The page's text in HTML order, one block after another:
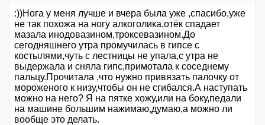
:))Нога у меня лучше и вчера была уже ,спасибо,уже
не так похожа на ногу алкоголика,отёк спадает
мазала инодовазином,троксевазином.До
сегодняшнего утра промучилась в гипсе с
костылями,чуть с лестницы не упала,с утра не
выдержала и сняла гипс,примотала к соседнему
пальцу.Прочитала ,что нужно привязать палочку от
мороженого к низу,чтобы он не сгибался.А наступать
можно на него? Я на пятке хожу,или на боку,педали
на машине большим нажимаю,думаю,а можно ли
вообще это делать.